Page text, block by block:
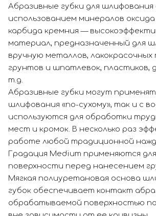
Абразивные губки для шлифования
использованием минералов
карбида кремния —
материал, предназначенный для
вручную металлов, лакокрасочных
грунтов и шпатлевок, пластиков,
т.д.
Абразивные губки могут
шлифования «по-сухому», так и с
используются для обработки
мест и кромок. В несколько раз
работе любой традиционной
Градация Medium применяются
поверхности перед нанесением
Мягкая полиуретановая основа
губок обеспечивает контакт
обрабатываемой поверхностью